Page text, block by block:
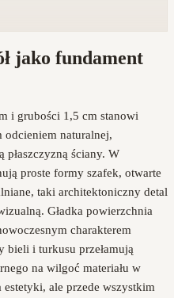
jako fundament
i grubości 1,5 cm stanowi
odcieniem naturalnej,
płaszczyzną ściany. W
proste formy szafek, otwarte
taki architektoniczny detal
Gładka powierzchnia
charakterem
bieli i turkusu przełamują
na wilgoć materiału w
ale przede wszystkim